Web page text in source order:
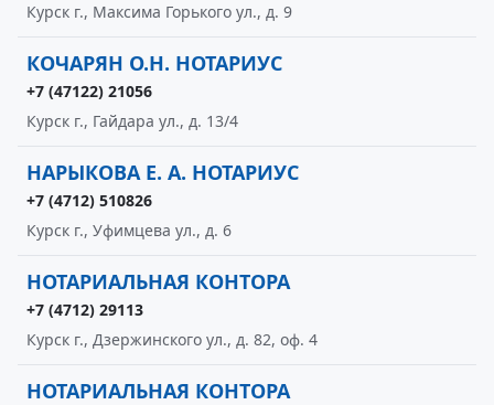
Курск г., Максима Горького ул., д. 9
КОЧАРЯН О.Н. НОТАРИУС
+7 (47122) 21056
Курск г., Гайдара ул., д. 13/4
НАРЫКОВА Е. А. НОТАРИУС
+7 (4712) 510826
Курск г., Уфимцева ул., д. 6
НОТАРИАЛЬНАЯ КОНТОРА
+7 (4712) 29113
Курск г., Дзержинского ул., д. 82, оф. 4
НОТАРИАЛЬНАЯ КОНТОРА